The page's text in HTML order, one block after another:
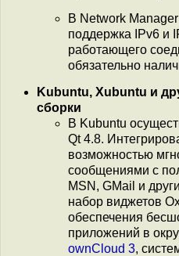
В Network Manager
поддержка IPv6 и
работающего
обязательно
Kubuntu, Xubuntu и
сборки
В Kubuntu
Qt 4.8.
возможностью
сообщениями с
MSN, GMail и
набор виджетов
обеспечения
приложений в
ownCloud 3,